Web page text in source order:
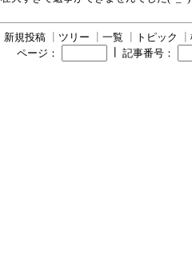
新規投稿 ツリー 一覧 トピック
ページ：
記事番号：